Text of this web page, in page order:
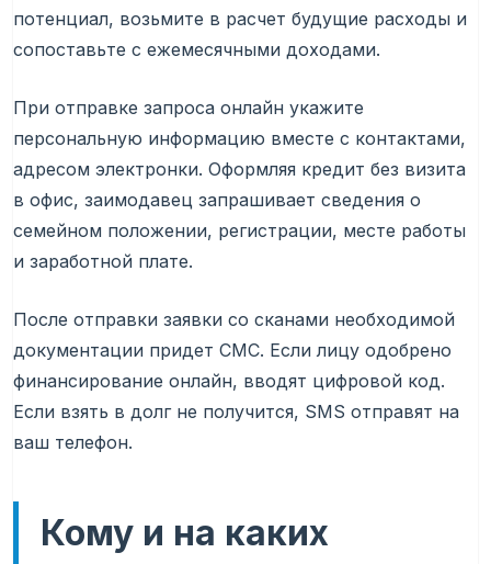
потенциал, возьмите в расчет будущие расходы и
сопоставьте с ежемесячными доходами.
При отправке запроса онлайн укажите
персональную информацию вместе с контактами,
адресом электронки. Оформляя кредит без визита
в офис, заимодавец запрашивает сведения о
семейном положении, регистрации, месте работы
и заработной плате.
После отправки заявки со сканами необходимой
документации придет СМС. Если лицу одобрено
финансирование онлайн, вводят цифровой код.
Если взять в долг не получится, SMS отправят на
ваш телефон.
Кому и на каких